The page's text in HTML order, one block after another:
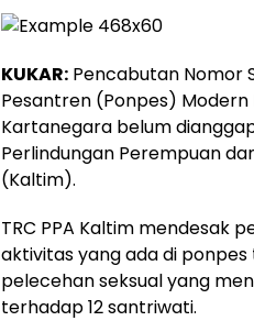
KUKAR: Pencabutan Nomor
Pesantren (Ponpes)
Kartanegara belum
Perlindungan Perempuan
(Kaltim).
TRC PPA Kaltim mendesak
aktivitas yang ada di
pelecehan seksual yang
terhadap 12 santriwati.